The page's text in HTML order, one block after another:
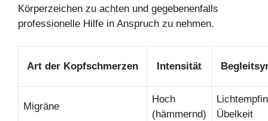
Körperzeichen zu achten und gegebenenfalls
professionelle Hilfe in Anspruch zu nehmen.
Art der Kopfschmerzen Intensität
Migräne
Hoch
(hämmernd)
Übelkeit